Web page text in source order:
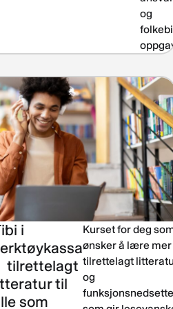
og
i
tilrettelagt
til
som
Kurset for deg
ønsker å lære mer
tilrettelagt litteratur
og